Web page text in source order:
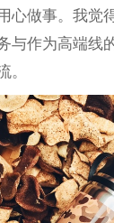
心做事。我觉
与作为高端线
。